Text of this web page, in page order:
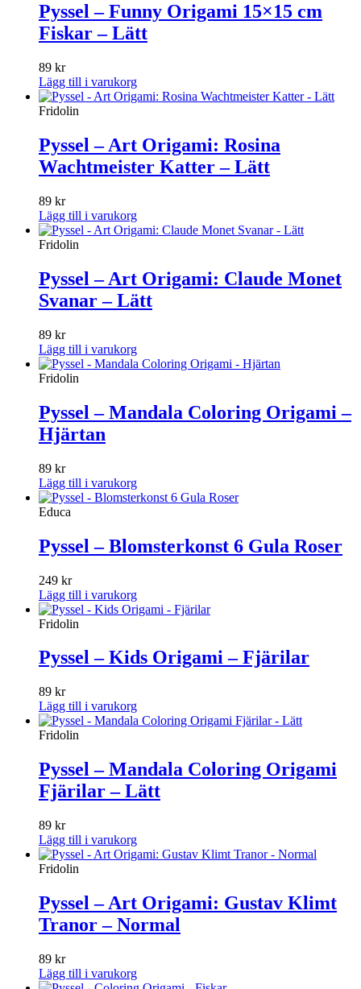
Pyssel – Funny Origami 15×15 cm
Fiskar – Lätt
89 kr
Lägg till i varukorg
Fridolin
Pyssel – Art Origami: Rosina
Wachtmeister Katter – Lätt
89 kr
Lägg till i varukorg
Fridolin
Pyssel – Art Origami: Claude Monet
Svanar – Lätt
89 kr
Lägg till i varukorg
Fridolin
Pyssel – Mandala Coloring Origami –
Hjärtan
89 kr
Lägg till i varukorg
Educa
Pyssel – Blomsterkonst 6 Gula Roser
249 kr
Lägg till i varukorg
Fridolin
Pyssel – Kids Origami – Fjärilar
89 kr
Lägg till i varukorg
Fridolin
Pyssel – Mandala Coloring Origami
Fjärilar – Lätt
89 kr
Lägg till i varukorg
Fridolin
Pyssel – Art Origami: Gustav Klimt
Tranor – Normal
89 kr
Lägg till i varukorg